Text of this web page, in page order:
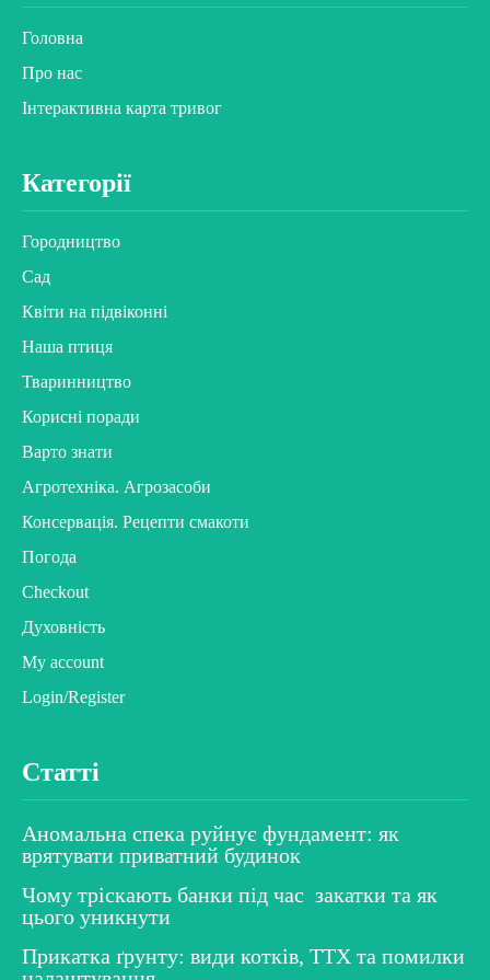
Головна
Про нас
Інтерактивна карта тривог
Категорії
Городництво
Сад
Квіти на підвіконні
Наша птиця
Тваринництво
Корисні поради
Варто знати
Агротехніка. Агрозасоби
Консервація. Рецепти смакоти
Погода
Checkout
Духовність
My account
Login/Register
Статті
Аномальна спека руйнує фундамент: як
врятувати приватний будинок
Чому тріскають банки під час закатки та як
цього уникнути
Прикатка ґрунту: види котків, ТТХ та помилки